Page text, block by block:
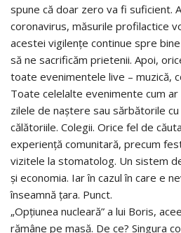
spune că doar zero va fi suficient.
coronavirus, măsurile profilactice
acestei vigilențe continue spre
să ne sacrificăm prietenii. Apoi,
toate evenimentele live – muzică,
Toate celelalte evenimente cum
zilele de naștere sau sărbătorile cu
călătoriile. Colegii. Orice fel de
experiență comunitară, precum
vizitele la stomatolog. Un sistem
și economia. Iar în cazul în care e
înseamnă țara. Punct.
„Opțiunea nucleară” a lui Boris,
rămâne pe masă. De ce? Singura